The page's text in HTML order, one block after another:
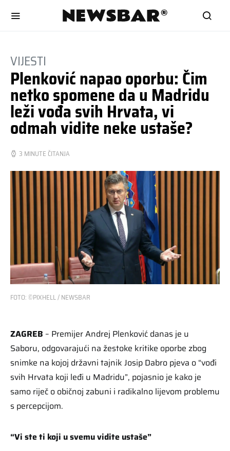
VIJESTI
Plenković napao oporbu: Čim
netko spomene da u Madridu
leži vođa svih Hrvata, vi
odmah vidite neke ustaše?
3 MINUTE ČITANJA
FOTO: ©PIXHELL / NEWSBAR
ZAGREB – Premijer Andrej Plenković danas je u
Saboru, odgovarajući na žestoke kritike oporbe zbog
snimke na kojoj državni tajnik Josip Dabro pjeva o “vođi
svih Hrvata koji leđi u Madridu”, pojasnio je kako je
samo riječ o običnoj zabuni i radikalno lijevom problemu
s percepcijom.
“Vi ste ti koji u svemu vidite ustaše”